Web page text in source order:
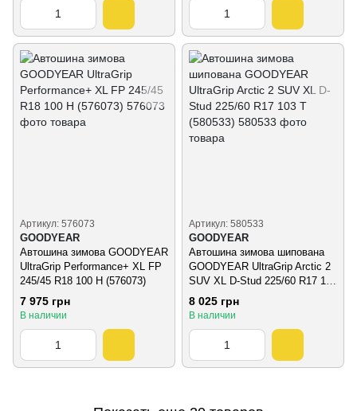
Артикул: 576073
GOODYEAR
Автошина зимова GOODYEAR
UltraGrip Performance+ XL FP
245/45 R18 100 H (576073)
7 975 грн
В наличии
Артикул: 580533
GOODYEAR
Автошина зимова шипована
GOODYEAR UltraGrip Arctic 2
SUV XL D-Stud 225/60 R17 103
T (580533)
8 025 грн
В наличии